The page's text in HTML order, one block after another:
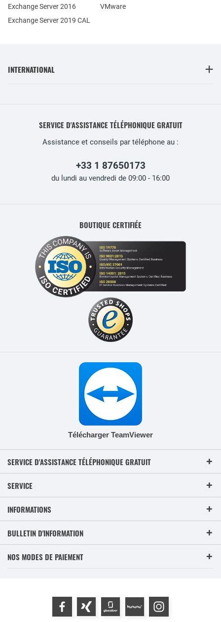
Exchange Server 2016
Exchange Server 2019 CAL
VMware
INTERNATIONAL
SERVICE D'ASSISTANCE TÉLÉPHONIQUE GRATUIT
Assistance et conseils par téléphone au :
+33 1 87650173
du lundi au vendredi de 09:00 - 16:00
BOUTIQUE CERTIFIÉE
Télécharger TeamViewer
SERVICE D'ASSISTANCE TÉLÉPHONIQUE GRATUIT
SERVICE
INFORMATIONS
BULLETIN D'INFORMATION
NOS MODES DE PAIEMENT